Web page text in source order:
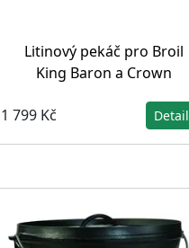
Litinový pekáč pro Broil
King Baron a Crown
1 799 Kč Detail